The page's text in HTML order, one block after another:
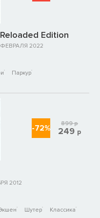
Edition
ФЕВРАЛЯ 2022
Паркур
2012
Шутер Классика
-72% 899р
249 р